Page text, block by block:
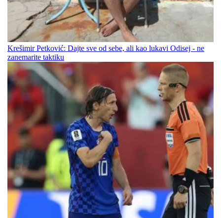
Krešimir Petković: Dajte sve od sebe, ali kao lukavi Odisej - ne
zanemarite taktiku